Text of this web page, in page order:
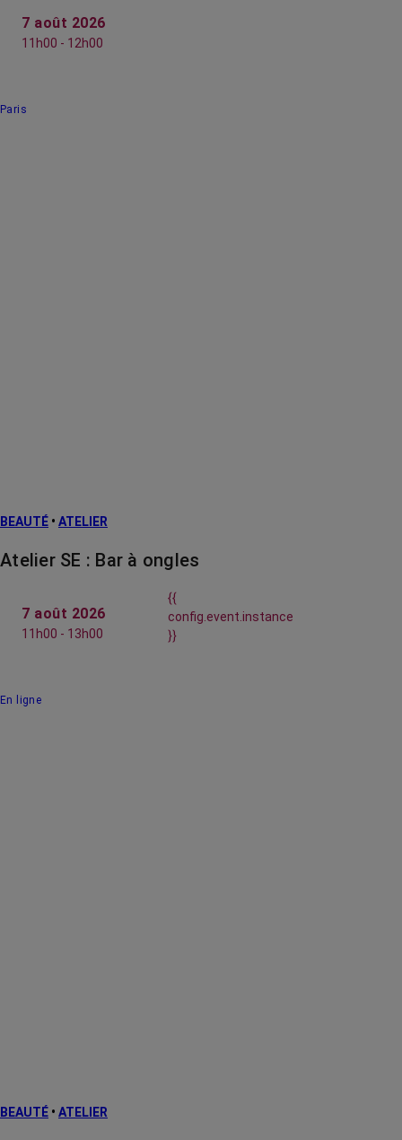
7 août 2026
11h00 - 12h00
Paris
BEAUTÉ • ATELIER
Atelier SE : Bar à ongles
7 août 2026
11h00 - 13h00
{{
config.event.instance
}}
En ligne
BEAUTÉ • ATELIER